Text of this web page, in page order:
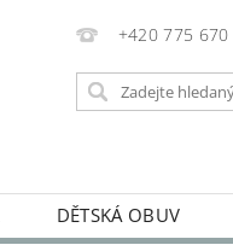
+420 775
DĚTSKÁ OBUV